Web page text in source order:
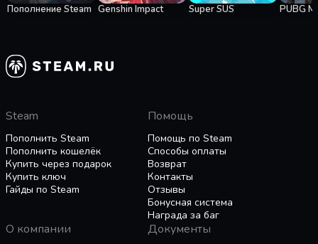
Пополнение Steam Genshin Impact Super SUS PUBG
Steam
Пополнить Steam
Пополнить кошелёк
Купить через подарок
Купить ключ
Гайды по Steam
Помощь
Помощь по Steam
Способы оплаты
Возврат
Контакты
Отзывы
Бонусная система
Награда за баг
О компании Документы